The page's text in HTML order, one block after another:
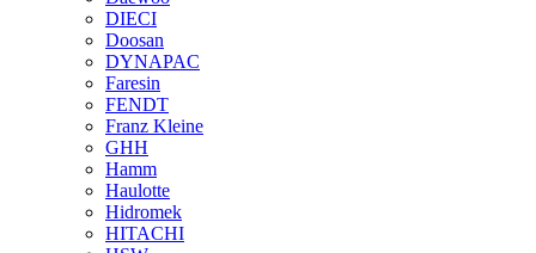
DIECI
Doosan
DYNAPAC
Faresin
FENDT
Franz Kleine
GHH
Hamm
Haulotte
Hidromek
HITACHI